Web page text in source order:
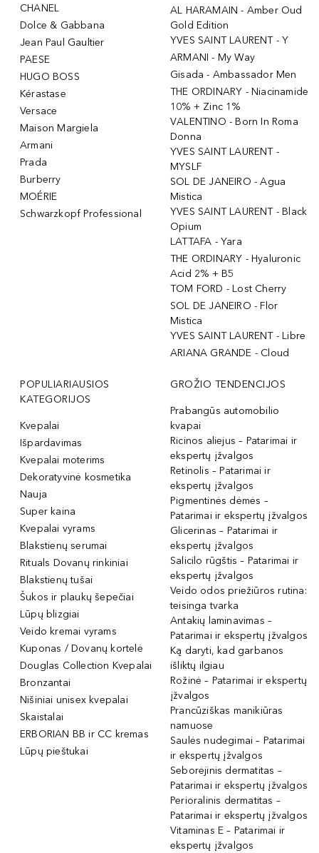
CHANEL
Dolce & Gabbana
Jean Paul Gaultier
PAESE
HUGO BOSS
Kérastase
Versace
Maison Margiela
Armani
Prada
Burberry
MOÉRIE
Schwarzkopf Professional
AL HARAMAIN - Amber Oud
Gold Edition
YVES SAINT LAURENT - Y
ARMANI - My Way
Gisada - Ambassador Men
THE ORDINARY - Niacinamide
10% + Zinc 1%
VALENTINO - Born In Roma
Donna
YVES SAINT LAURENT -
MYSLF
SOL DE JANEIRO - Agua
Mistica
YVES SAINT LAURENT - Black
Opium
LATTAFA - Yara
THE ORDINARY - Hyaluronic
Acid 2% + B5
TOM FORD - Lost Cherry
SOL DE JANEIRO - Flor
Mistica
YVES SAINT LAURENT - Libre
ARIANA GRANDE - Cloud
POPULIARIAUSIOS
KATEGORIJOS
Kvepalai
Išpardavimas
Kvepalai moterims
Dekoratyvinė kosmetika
Nauja
Super kaina
Kvepalai vyrams
Blakstienų serumai
Rituals Dovanų rinkiniai
Blakstienų tušai
Šukos ir plaukų šepečiai
Lūpų blizgiai
Veido kremai vyrams
Kuponas / Dovanų kortelė
Douglas Collection Kvepalai
Bronzantai
Nišiniai unisex kvepalai
Skaistalai
ERBORIAN BB ir CC kremas
Lūpų pieštukai
GROŽIO TENDENCIJOS
Prabangūs automobilio
kvapai
Ricinos aliejus – Patarimai ir
ekspertų įžvalgos
Retinolis – Patarimai ir
ekspertų įžvalgos
Pigmentinės dėmės –
Patarimai ir ekspertų įžvalgos
Glicerinas – Patarimai ir
ekspertų įžvalgos
Salicilo rūgštis – Patarimai ir
ekspertų įžvalgos
Veido odos priežiūros rutina:
teisinga tvarka
Antakių laminavimas –
Patarimai ir ekspertų įžvalgos
Ką daryti, kad garbanos
išliktų ilgiau
Rožinė – Patarimai ir ekspertų
įžvalgos
Prancūziškas manikiūras
namuose
Saulės nudegimai – Patarimai
ir ekspertų įžvalgos
Seborėjinis dermatitas –
Patarimai ir ekspertų įžvalgos
Perioralinis dermatitas –
Patarimai ir ekspertų įžvalgos
Vitaminas E – Patarimai ir
ekspertų įžvalgos